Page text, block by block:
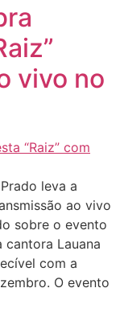
vivo no
leva a
ao vivo
sobre o evento
cantora Lauana
com a
O evento